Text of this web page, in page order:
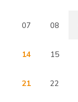
07 08
14 15
21 22